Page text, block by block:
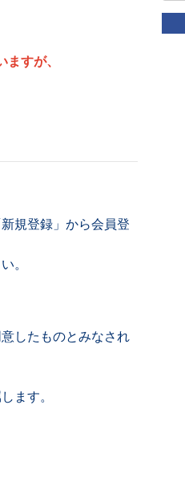
すが、
規登録」から会員登
。
したものとみなされ
ます。